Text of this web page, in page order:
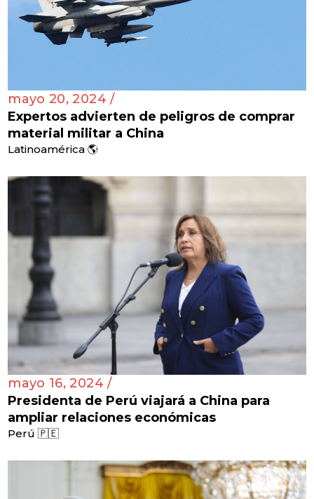
mayo 20, 2024 /
Expertos advierten de peligros de comprar
material militar a China
Latinoamérica 🌎
mayo 16, 2024 /
Presidenta de Perú viajará a China para
ampliar relaciones económicas
Perú 🇵🇪